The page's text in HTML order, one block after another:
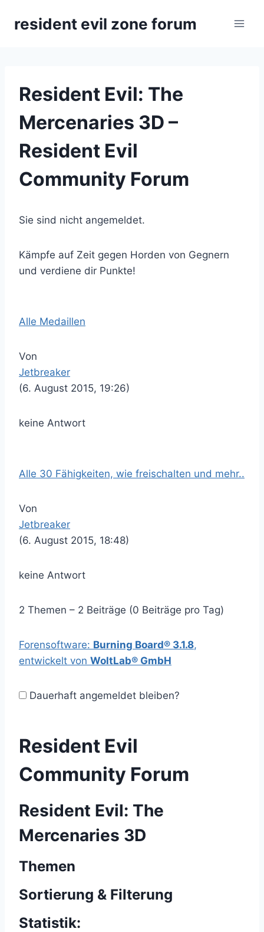
Inhaltresident evil zone forum
Resident Evil: The
Mercenaries 3D –
Resident Evil
Community Forum
Sie sind nicht angemeldet.
Kämpfe auf Zeit gegen Horden von Gegnern
und verdiene dir Punkte!
Alle Medaillen
Von
Jetbreaker
(6. August 2015, 19:26)
keine Antwort
Alle 30 Fähigkeiten, wie freischalten und mehr..
Von
Jetbreaker
(6. August 2015, 18:48)
keine Antwort
2 Themen – 2 Beiträge (0 Beiträge pro Tag)
Forensoftware: Burning Board® 3.1.8,
entwickelt von WoltLab® GmbH
Dauerhaft angemeldet bleiben?
Resident Evil
Community Forum
Resident Evil: The
Mercenaries 3D
Themen
Sortierung & Filterung
Statistik: